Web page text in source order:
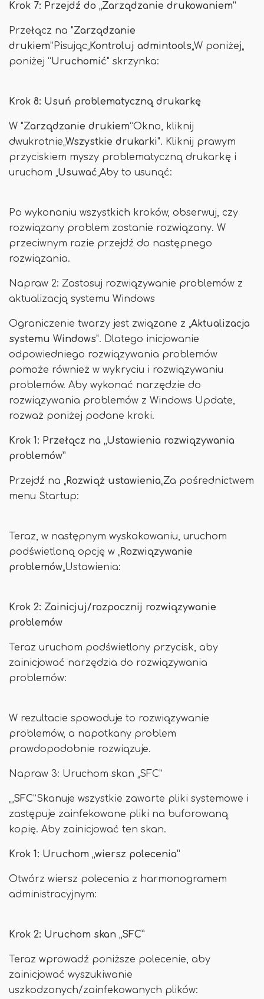
Krok 7: Przejdź do „Zarządzanie drukowaniem”
Przełącz na "Zarządzanie
drukiem”Pisując„Kontroluj admintools„W poniżej„
poniżej ”Uruchomić" skrzynka:
Krok 8: Usuń problematyczną drukarkę
W "Zarządzanie drukiem”Okno, kliknij
dwukrotnie„Wszystkie drukarki". Kliknij prawym
przyciskiem myszy problematyczną drukarkę i
uruchom „Usuwać„Aby to usunąć:
Po wykonaniu wszystkich kroków, obserwuj, czy
rozwiązany problem zostanie rozwiązany. W
przeciwnym razie przejdź do następnego
rozwiązania.
Napraw 2: Zastosuj rozwiązywanie problemów z
aktualizacją systemu Windows
Ograniczenie twarzy jest związane z „Aktualizacja
systemu Windows". Dlatego inicjowanie
odpowiedniego rozwiązywania problemów
pomoże również w wykryciu i rozwiązywaniu
problemów. Aby wykonać narzędzie do
rozwiązywania problemów z Windows Update,
rozważ poniżej podane kroki.
Krok 1: Przełącz na „Ustawienia rozwiązywania
problemów”
Przejdź na „Rozwiąż ustawienia„Za pośrednictwem
menu Startup:
Teraz, w następnym wyskakowaniu, uruchom
podświetloną opcję w „Rozwiązywanie
problemów„Ustawienia:
Krok 2: Zainicjuj/rozpocznij rozwiązywanie
problemów
Teraz uruchom podświetlony przycisk, aby
zainicjować narzędzia do rozwiązywania
problemów:
W rezultacie spowoduje to rozwiązywanie
problemów, a napotkany problem
prawdopodobnie rozwiązuje.
Napraw 3: Uruchom skan „SFC”
„„SFC”Skanuje wszystkie zawarte pliki systemowe i
zastępuje zainfekowane pliki na buforowaną
kopię. Aby zainicjować ten skan.
Krok 1: Uruchom „wiersz polecenia”
Otwórz wiersz polecenia z harmonogramem
administracyjnym:
Krok 2: Uruchom skan „SFC”
Teraz wprowadź poniższe polecenie, aby
zainicjować wyszukiwanie
uszkodzonych/zainfekowanych plików: